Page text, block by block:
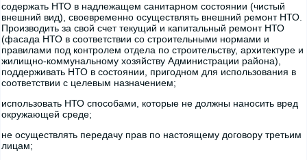
содержать НТО в надлежащем санитарном состоянии (чистый
внешний вид), своевременно осуществлять внешний ремонт НТО.
Производить за свой счет текущий и капитальный ремонт НТО
(фасада НТО в соответствии со строительными нормами и
правилами под контролем отдела по строительству, архитектуре и
жилищно-коммунальному хозяйству Администрации района),
поддерживать НТО в состоянии, пригодном для использования в
соответствии с целевым назначением;
использовать НТО способами, которые не должны наносить вред
окружающей среде;
не осуществлять передачу прав по настоящему договору третьим
лицам;